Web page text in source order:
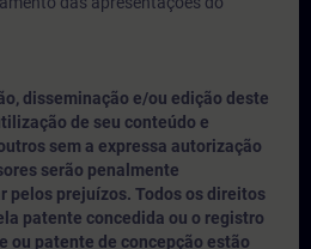
disseminação e/ou edição deste
de seu conteúdo e
sem a expressa autorização
serão penalmente
pelos prejuízos. Todos os direitos
patente concedida ou o registro
ou patente de concepção estão